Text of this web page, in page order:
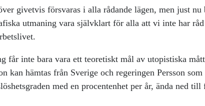
givetvis försvaras i alla rådande lägen, men just nu
utmaning vara självklart för alla att vi inte har
får inte bara vara ett teoretiskt mål av utopistiska
kan hämtas från Sverige och regeringen Persson som
med en procentenhet per år, ända ned till